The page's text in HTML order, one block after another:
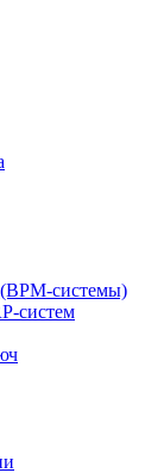
системы)
систем